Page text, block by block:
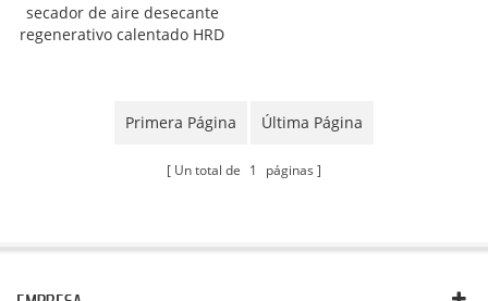
secador de aire desecante
regenerativo calentado HRD
Primera Página Última Página
Un total de 1 páginas